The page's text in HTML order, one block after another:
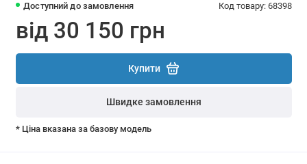
Доступний до замовлення Код товару: 68398
від 30 150 грн
Купити
Швидке замовлення
* Ціна вказана за базову модель